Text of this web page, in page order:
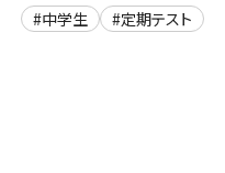
#中学生 #定期テスト